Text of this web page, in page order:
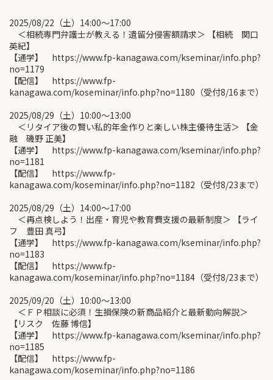
2025/08/22（土）14:00〜17:00
＜相続専門弁護士が教える！遺留分侵害額請求＞ 【相続 関口
英紀】
【通学】 https://www.fp-kanagawa.com/kseminar/info.php?
no=1179
【配信】 https://www.fp-
kanagawa.com/koseminar/info.php?no=1180（受付8/16まで）
2025/08/29（土）10:00〜13:00
＜リタイア後の賢い私的年金作りと楽しい株主優待生活＞ 【金
融 磯野 正美】
【通学】 https://www.fp-kanagawa.com/kseminar/info.php?
no=1181
【配信】 https://www.fp-
kanagawa.com/koseminar/info.php?no=1182（受付8/23まで）
2025/08/29（土）14:00〜17:00
＜再点検しよう！出産・育児や教育費支援の最新制度＞ 【ライ
フ 豊田 真弓】
【通学】 https://www.fp-kanagawa.com/kseminar/info.php?
no=1183
【配信】 https://www.fp-
kanagawa.com/koseminar/info.php?no=1184（受付8/23まで）
2025/09/20（土）10:00〜13:00
＜ＦＰ相談に必須！生損保険の新商品紹介と最新動向解説＞
【リスク 佐藤 博信】
【通学】 https://www.fp-kanagawa.com/kseminar/info.php?
no=1185
【配信】 https://www.fp-
kanagawa.com/koseminar/info.php?no=1186